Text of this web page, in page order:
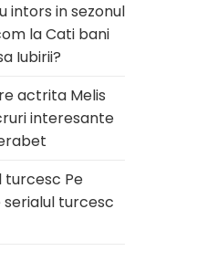
intors in sezonul
laCati bani
Iubirii?
actrita Melis
interesante
turcesc Pe
turcesc